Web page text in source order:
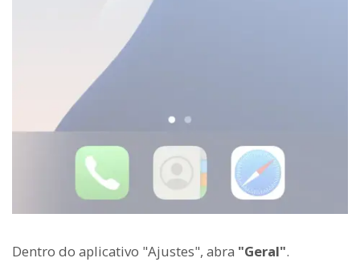
Dentro do aplicativo "Ajustes", abra "Geral".